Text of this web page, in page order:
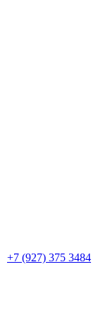
+7 (927) 375 3484